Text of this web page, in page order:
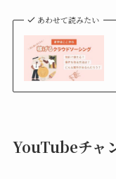
あわせて読みたい
YouTubeチャ